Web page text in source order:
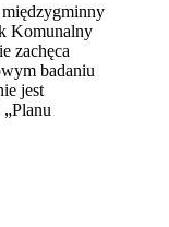
Komunalny
zachęca
badaniu
jest